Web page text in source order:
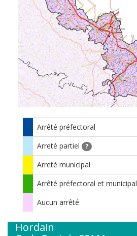
Arrêté préfectoral
Arreté partiel
?
Arreté municipal
Arrêté préfectoral et municipal
Aucun arrêté
Hordain